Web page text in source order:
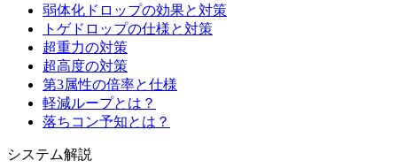
弱体化ドロップの効果と対策
トゲドロップの仕様と対策
超重力の対策
超高度の対策
第3属性の倍率と仕様
軽減ループとは？
落ちコン予知とは？
システム解説